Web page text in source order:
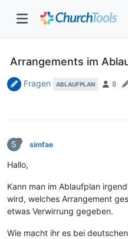
Arrangements im
Fragen ABLAUFPLAN 8
S simfae
Hallo,
Kann man im Ablaufplan
wird, welches Arrangement
etwas Verwirrung gegeben.
Wie macht ihr es bei